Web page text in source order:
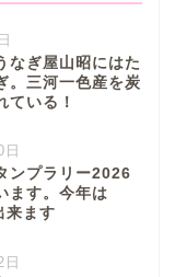
なぎ屋山昭にはた
。三河一色産を炭
ている！
ンプラリー2026
ます。今年は
ます